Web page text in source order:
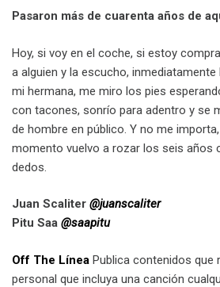
Pasaron más de cuarenta años de
Hoy, si voy en el coche, si estoy
a alguien y la escucho,
mi hermana, me miro los pies
con tacones, sonrío para adentro y se
de hombre en público. Y no me
momento vuelvo a rozar los seis años
dedos.
Juan Scaliter @juanscaliter
Pitu Saa @saapitu
Off The Línea Publica contenidos que
personal que incluya una canción